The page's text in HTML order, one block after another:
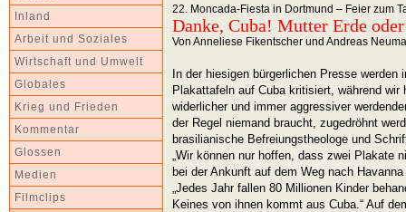
Inland
Arbeit und Soziales
Wirtschaft und Umwelt
Globales
Krieg und Frieden
Kommentar
Glossen
Medien
Filmclips
22. Moncada-Fiesta in Dortmund – Feier zum
Danke, Cuba! Mutter Erde
Von Anneliese Fikentscher und Andreas
In der hiesigen bürgerlichen Presse werden
Plakattafeln auf Cuba kritisiert, während wir
widerlicher und immer aggressiver
der Regel niemand braucht, zugedröhnt
brasilianische Befreiungstheologe und
„Wir können nur hoffen, dass zwei Plakate
bei der Ankunft auf dem Weg nach
„Jedes Jahr fallen 80 Millionen Kinder
Keines von ihnen kommt aus Cuba.“ Auf